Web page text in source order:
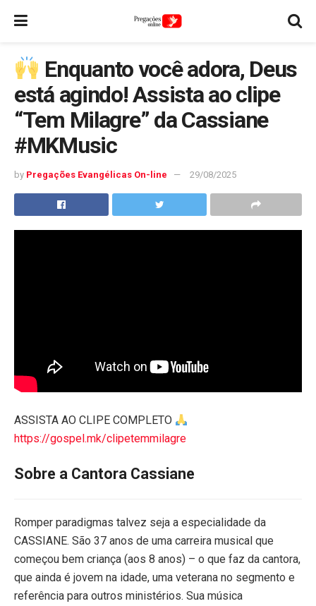
Enquanto você adora, Deus
está agindo! Assista ao clipe
“Tem Milagre” da Cassiane
#MKMusic
by Pregações Evangélicas On-line 29/08/2025
ASSISTA AO CLIPE COMPLETO
https://gospel.mk/clipetemmilagre
Sobre a Cantora Cassiane
Romper paradigmas talvez seja a especialidade da
CASSIANE. São 37 anos de uma carreira musical que
começou bem criança (aos 8 anos) – o que faz da cantora,
que ainda é jovem na idade, uma veterana no segmento e
referência para outros ministérios. Sua música